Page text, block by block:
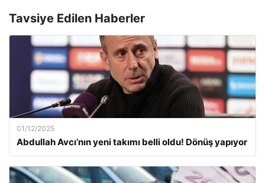
Tavsiye Edilen Haberler
01/12/2025
Abdullah Avcı’nın yeni takımı belli oldu! Dönüş yapıyor